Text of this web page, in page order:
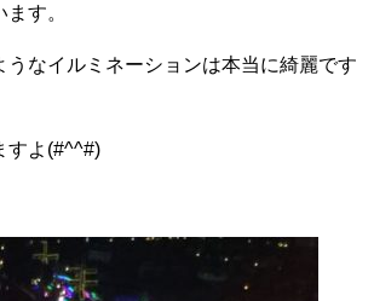
す。
なイルミネーションは本当に綺麗です
すよ(#^^#)